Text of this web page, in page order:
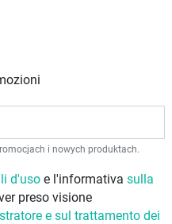
i nowych produktach.
d'uso e l'informativa sulla
preso visione
e sul trattamento dei